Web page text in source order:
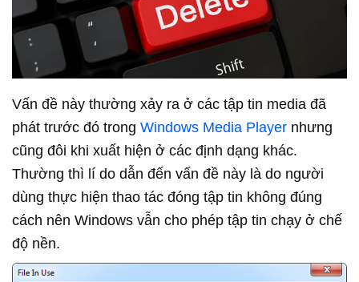
Vấn đề này thường xảy ra ở các tập tin media đã
phát trước đó trong Windows Media Player nhưng
cũng đôi khi xuất hiện ở các định dạng khác.
Thường thì lí do dẫn đến vấn đề này là do người
dùng thực hiện thao tác đóng tập tin không đúng
cách nên Windows vẫn cho phép tập tin chạy ở chế
độ nền.